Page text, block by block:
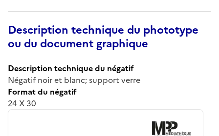
Description technique du phototype
ou du document graphique
Description technique du négatif
Négatif noir et blanc; support verre
Format du négatif
24 X 30